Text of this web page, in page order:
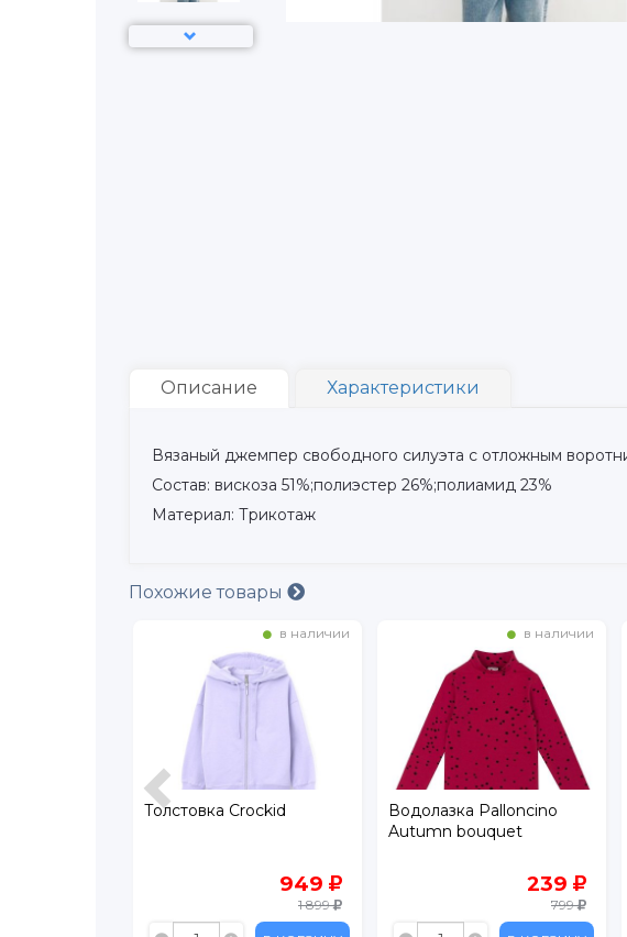
Описание Характеристики
Вязаный джемпер свободного силуэта с отложным
Состав: вискоза 51%;полиэстер 26%;полиамид 23%
Материал: Трикотаж
Похожие товары
в наличии
Толстовка Crockid
949
1 899
в наличии
Водолазка Palloncino
Autumn bouquet
239
799